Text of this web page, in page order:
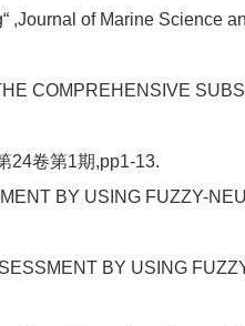
,Journal of Marine Science
COMPREHENSIVE
24卷第1期,pp1-13.
BY USING FUZZY-
BY USING